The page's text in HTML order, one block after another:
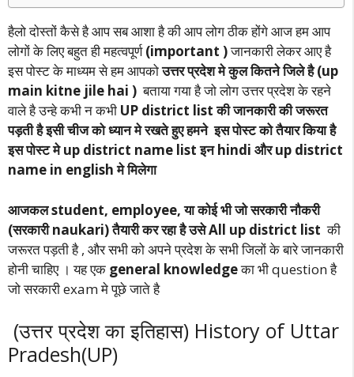
हैलो दोस्तों कैसे है आप सब आशा है की आप लोग ठीक होंगे आज हम आप
लोगों के लिए बहुत ही महत्वपूर्ण(important )जानकारी लेकर आए है
इस पोस्ट के माध्यम से हम आपकोउत्तर प्रदेश मे कुल कितने जिले है (up
main kitne jile hai )बताया गया है जो लोग उत्तर प्रदेश के रहने
वाले है उन्हे कभी न कभी UP district list की जानकारी की जरूरत
पड़ती है इसी चीज को ध्यान मे रखते हुए हमने इस पोस्ट को तैयार किया है
इस पोस्ट मे up district name list इन hindi और up district
name in english मे मिलेगा
आजकल student, employee, या कोई भी जो सरकारी नौकरी
(सरकारी naukari) तैयारी कर रहा है उसे All up district list की
जरूरत पड़ती है , और सभी को अपने प्रदेश के सभी जिलों के बारे जानकारी
होनी चाहिए । यह एक general knowledgeका भी question है
जो सरकारी exam मे पूछे जाते है
(उत्तर प्रदेश का इतिहास) History of Uttar
Pradesh(UP)